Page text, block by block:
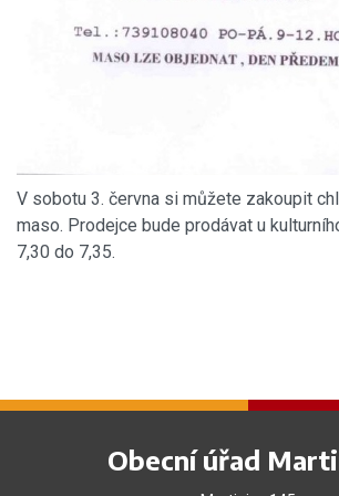
V sobotu 3. června si můžete zakoupit
maso. Prodejce bude prodávat u
7,30 do 7,35.
Obecní úřad